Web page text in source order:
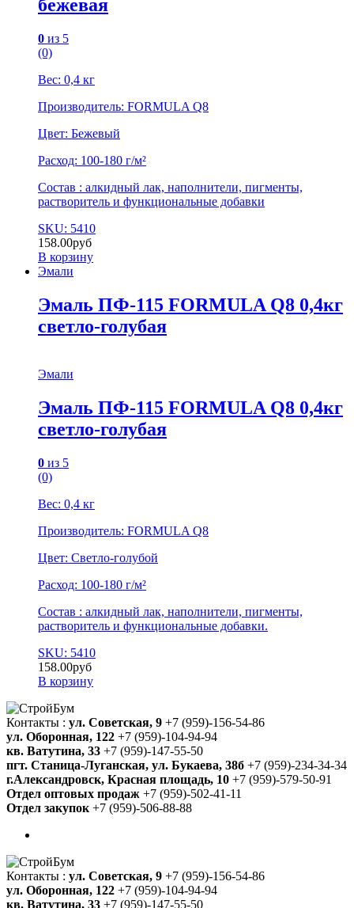
бежевая
0 из 5
(0)
Вес: 0,4 кг
Производитель: FORMULA Q8
Цвет: Бежевый
Расход: 100-180 г/м²
Состав : алкидный лак, наполнители, пигменты,
растворитель и функциональные добавки
SKU: 5410
158.00руб
В корзину
Эмали
Эмаль ПФ-115 FORMULA Q8 0,4кг
светло-голубая
Эмали
Эмаль ПФ-115 FORMULA Q8 0,4кг
светло-голубая
0 из 5
(0)
Вес: 0,4 кг
Производитель: FORMULA Q8
Цвет: Светло-голубой
Расход: 100-180 г/м²
Состав : алкидный лак, наполнители, пигменты,
растворитель и функциональные добавки.
SKU: 5410
158.00руб
В корзину
Контакты : ул. Советская, 9 +7 (959)-156-54-86
ул. Оборонная, 122 +7 (959)-104-94-94
кв. Ватутина, 33 +7 (959)-147-55-50
пгт. Станица-Луганская, ул. Букаева, 38б +7 (959)-234-34-34
г.Александровск, Красная площадь, 10 +7 (959)-579-50-91
Отдел оптовых продаж +7 (959)-502-41-11
Отдел закупок +7 (959)-506-88-88
Контакты : ул. Советская, 9 +7 (959)-156-54-86
ул. Оборонная, 122 +7 (959)-104-94-94
кв. Ватутина, 33 +7 (959)-147-55-50